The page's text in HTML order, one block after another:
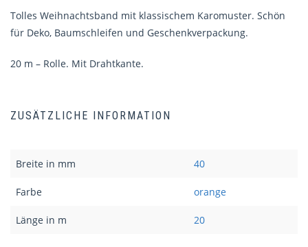
Tolles Weihnachtsband mit klassischem Karomuster. Schön
für Deko, Baumschleifen und Geschenkverpackung.
20 m – Rolle. Mit Drahtkante.
ZUSÄTZLICHE INFORMATION
Breite in mm 40
Farbe orange
Länge in m 20